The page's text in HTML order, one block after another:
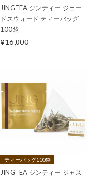
JINGTEA ジンティー ジェー
ドスウォード ティーバッグ
100袋
¥16,000
ティーバッグ100袋
JINGTEA ジンティー ジャス